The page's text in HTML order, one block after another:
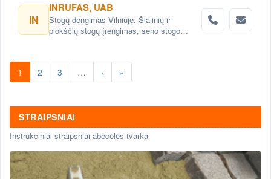
IN
INRUFAS, UAB
Stogų dengimas Vilniuje. Šlaiinių ir
plokščių stogų įrengimas, seno stogo
Vilniuje. Stogų remonto darbai, stogo
renovacija Vilniuje.
1 2 3 … › »
STRAIPSNIAI
Instrukciniai straipsniai abėcėlės tvarka